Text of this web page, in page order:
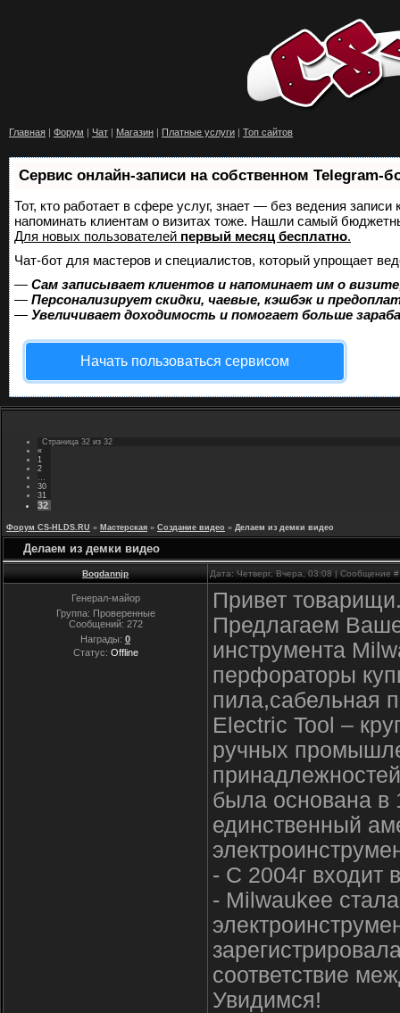
Главная | Форум | Чат | Магазин | Платные услуги | Топ сайтов
Сервис онлайн-записи на собственном Telegram-
Тот, кто работает в сфере услуг, знает — без ведения
напоминать клиентам о визитах тоже. Нашли самый
Для новых пользователей первый месяц бесплатно.
Чат-бот для мастеров и специалистов, который упрощает
— Сам записывает клиентов и напоминает им о
— Персонализирует скидки, чаевые, кэшбэк и
— Увеличивает доходимость и помогает больше
Начать пользоваться сервисом
Страница 32 из 32
«
1
2
30
31
32
Форум CS-HLDS.RU » Мастерская » Создание видео » Делаем из демки видео
Делаем из демки видео
Bogdannjp Дата: Четверг, Вчера, 03:08 | Сообщение
Генерал-майор
Группа: Проверенные
Сообщений: 272
Награды: 0
Статус: Offline
Привет
Предлагаем
инструмента
перфораторы
пила,сабельная
Electric Tool –
ручных
была основана в
единственный
- С 2004г входит
- Milwaukee
соответствие
Увидимся!